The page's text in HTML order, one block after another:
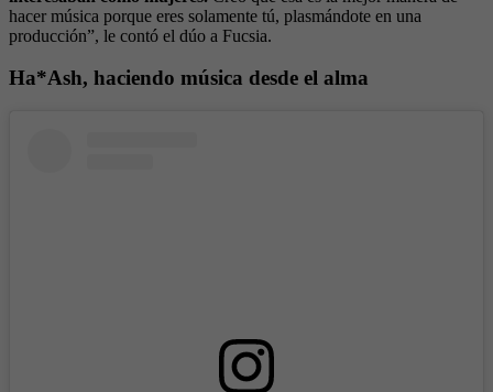
hacer música porque eres solamente tú, plasmándote en una
producción”, le contó el dúo a Fucsia.
Ha*Ash, haciendo música desde el alma